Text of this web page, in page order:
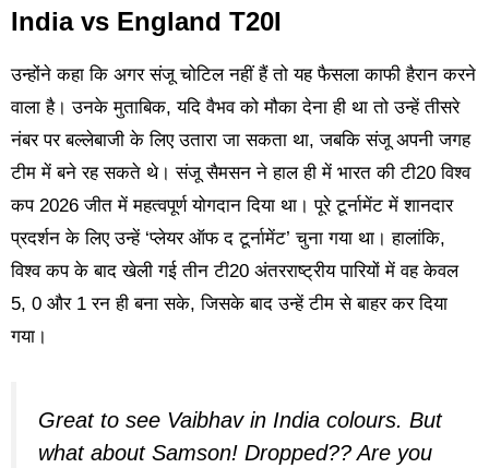
India vs England T20I
उन्होंने कहा कि अगर संजू चोटिल नहीं हैं तो यह फैसला काफी हैरान करने
वाला है। उनके मुताबिक, यदि वैभव को मौका देना ही था तो उन्हें तीसरे
नंबर पर बल्लेबाजी के लिए उतारा जा सकता था, जबकि संजू अपनी जगह
टीम में बने रह सकते थे। संजू सैमसन ने हाल ही में भारत की टी20 विश्व
कप 2026 जीत में महत्वपूर्ण योगदान दिया था। पूरे टूर्नामेंट में शानदार
प्रदर्शन के लिए उन्हें ‘प्लेयर ऑफ द टूर्नामेंट’ चुना गया था। हालांकि,
विश्व कप के बाद खेली गई तीन टी20 अंतरराष्ट्रीय पारियों में वह केवल
5, 0 और 1 रन ही बना सके, जिसके बाद उन्हें टीम से बाहर कर दिया
गया।
Great to see Vaibhav in India colours. But
what about Samson! Dropped?? Are you